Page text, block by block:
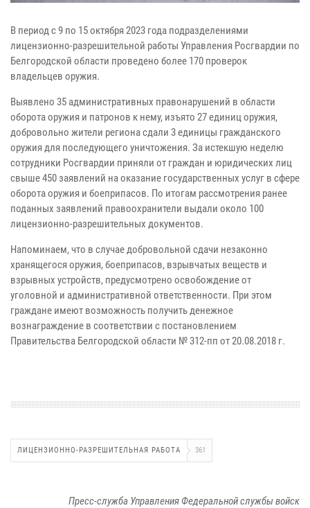
В период с 9 по 15 октября 2023 года подразделениями
лицензионно-разрешительной работы Управления Росгвардии по
Белгородской области проведено более 170 проверок
владельцев оружия.
Выявлено 35 административных правонарушений в области
оборота оружия и патронов к нему, изъято 27 единиц оружия,
добровольно жители региона сдали 3 единицы гражданского
оружия для последующего уничтожения. За истекшую неделю
сотрудники Росгвардии приняли от граждан и юридических лиц
свыше 450 заявлений на оказание государственных услуг в сфере
оборота оружия и боеприпасов. По итогам рассмотрения ранее
поданных заявлений правоохранители выдали около 100
лицензионно-разрешительных документов.
Напоминаем, что в случае добровольной сдачи незаконно
хранящегося оружия, боеприпасов, взрывчатых веществ и
взрывных устройств, предусмотрено освобождение от
уголовной и административной ответственности. При этом
граждане имеют возможность получить денежное
вознаграждение в соответствии с постановлением
Правительства Белгородской области № 312-пп от 20.08.2018 г.
ЛИЦЕНЗИОННО-РАЗРЕШИТЕЛЬНАЯ РАБОТА 361
Пресс-служба Управления Федеральной службы войск